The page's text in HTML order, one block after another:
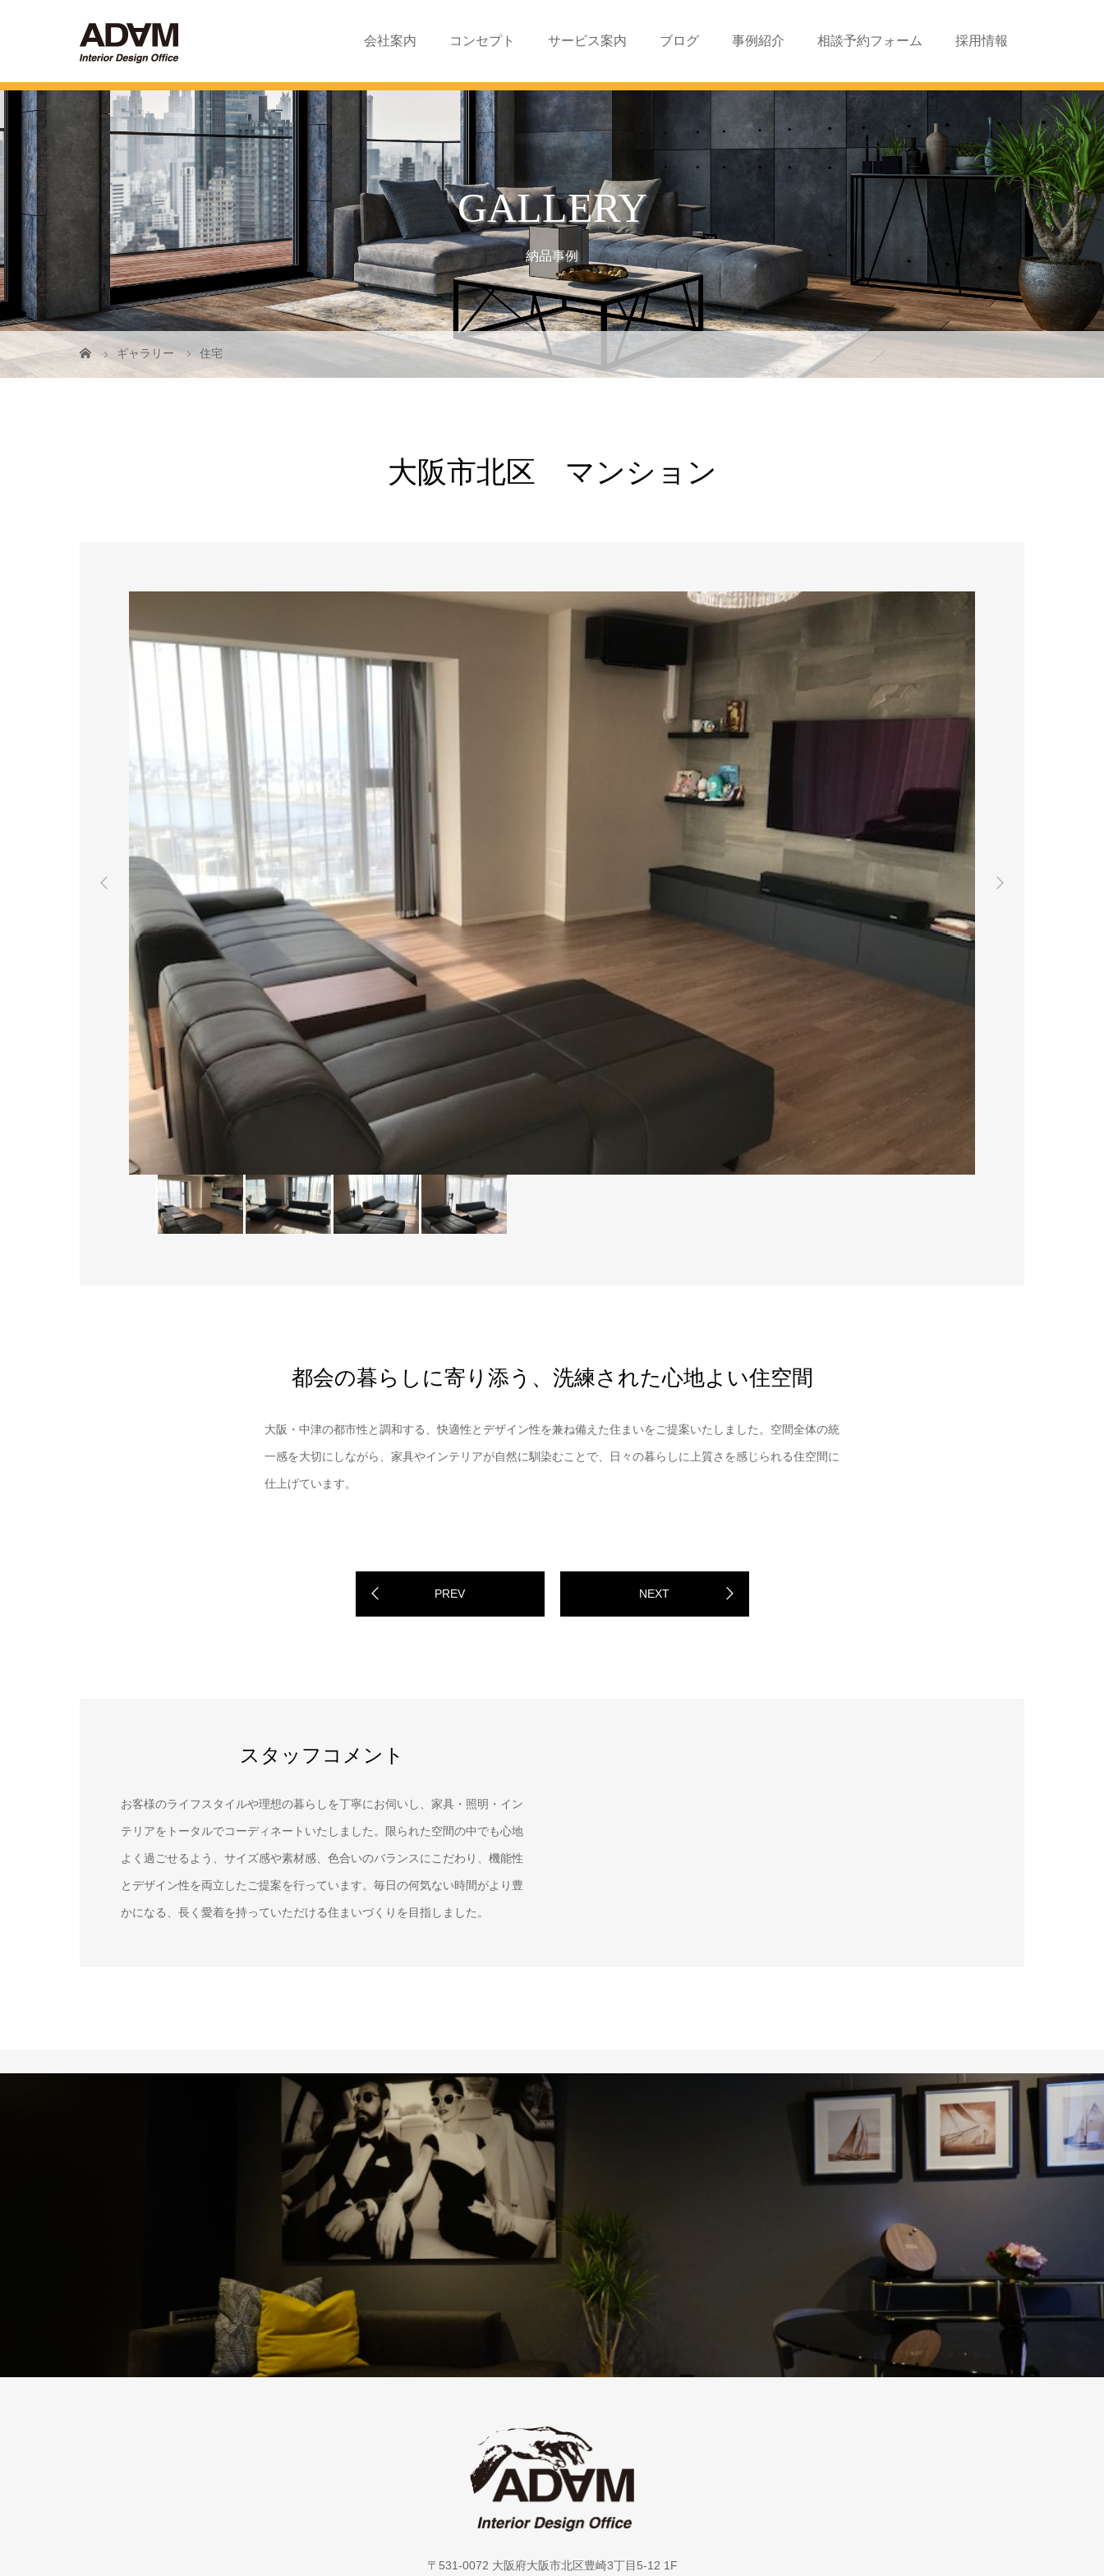
会社案内 コンセプト サービス案内 ブログ 事例紹介 相談予約フォーム 採用情報
GALLERY
納品事例
ギャラリー 住宅
大阪市北区 マンション
都会の暮らしに寄り添う、洗練された心地よい住空間
大阪・中津の都市性と調和する、快適性とデザイン性を兼ね備えた住まいをご提案いたしました。空間全体の統
一感を大切にしながら、家具やインテリアが自然に馴染むことで、日々の暮らしに上質さを感じられる住空間に
仕上げています。
PREV NEXT
スタッフコメント
お客様のライフスタイルや理想の暮らしを丁寧にお伺いし、家具・照明・イン
テリアをトータルでコーディネートいたしました。限られた空間の中でも心地
よく過ごせるよう、サイズ感や素材感、色合いのバランスにこだわり、機能性
とデザイン性を両立したご提案を行っています。毎日の何気ない時間がより豊
かになる、長く愛着を持っていただける住まいづくりを目指しました。
〒531-0072 大阪府大阪市北区豊崎3丁目5-12 1F